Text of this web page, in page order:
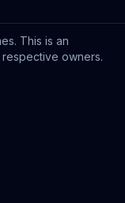
This is an
owners.